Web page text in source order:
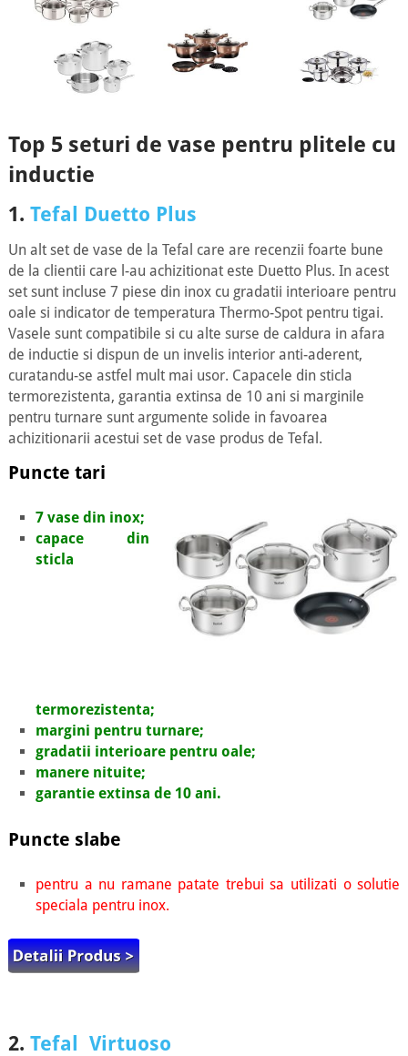
Top 5 seturi de vase pentru plitele cu
inductie
1. Tefal Duetto Plus
Un alt set de vase de la Tefal care are recenzii foarte bune
de la clientii care l-au achizitionat este Duetto Plus. In acest
set sunt incluse 7 piese din inox cu gradatii interioare pentru
oale si indicator de temperatura Thermo-Spot pentru tigai.
Vasele sunt compatibile si cu alte surse de caldura in afara
de inductie si dispun de un invelis interior anti-aderent,
curatandu-se astfel mult mai usor. Capacele din sticla
termorezistenta, garantia extinsa de 10 ani si marginile
pentru turnare sunt argumente solide in favoarea
achizitionarii acestui set de vase produs de Tefal.
Puncte tari
7 vase din inox;
capace din
sticla
termorezistenta;
margini pentru turnare;
gradatii interioare pentru oale;
manere nituite;
garantie extinsa de 10 ani.
Puncte slabe
pentru a nu ramane patate trebui sa utilizati o solutie
speciala pentru inox.
2. Tefal Virtuoso